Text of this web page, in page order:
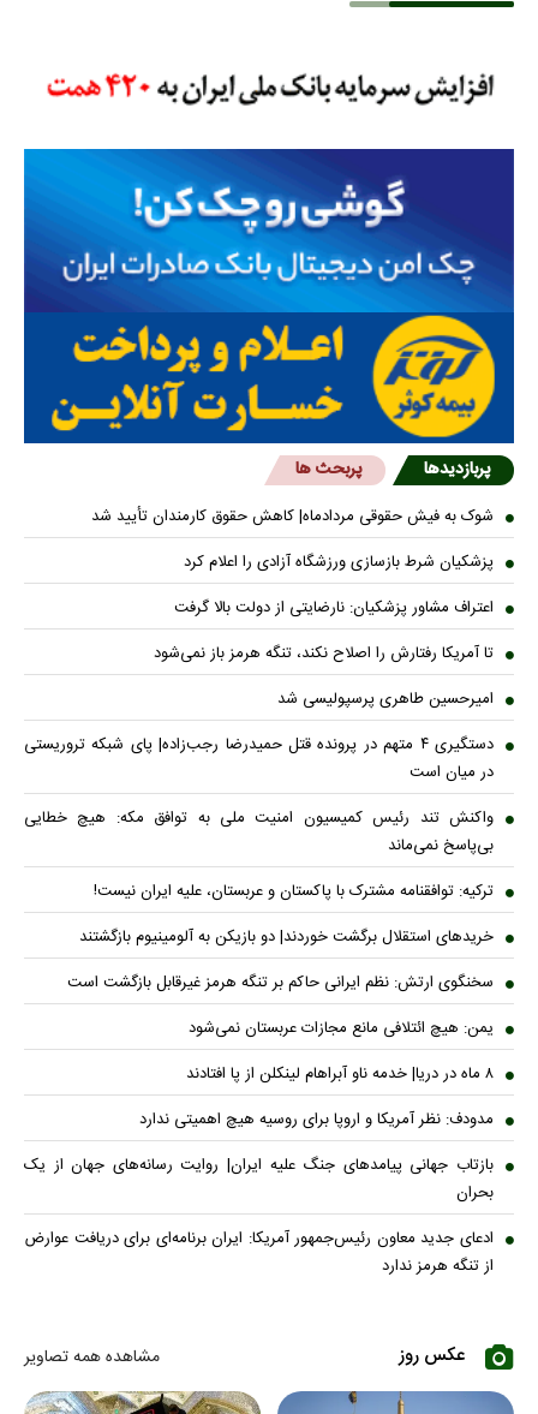
پربازدیدها پربحث ها
شوک به فیش حقوقی مردادماه| کاهش حقوق کارمندان تأیید شد
پزشکیان شرط بازسازی ورزشگاه آزادی را اعلام کرد
اعتراف مشاور پزشکیان: نارضایتی از دولت بالا گرفت
تا آمریکا رفتارش را اصلاح نکند، تنگه هرمز باز نمی‌شود
امیرحسین طاهری پرسپولیسی شد
دستگیری ۴ متهم در پرونده قتل حمیدرضا رجب‌زاده| پای شبکه تروریستی
در میان است
واکنش تند رئیس کمیسیون امنیت ملی به توافق مکه: هیچ خطایی
بی‌پاسخ نمی‌ماند
ترکیه: توافقنامه مشترک با پاکستان و عربستان، علیه ایران نیست!
خریدهای استقلال برگشت خوردند| دو بازیکن به آلومینیوم بازگشتند
سخنگوی ارتش: نظم ایرانی حاکم بر تنگه هرمز غیرقابل بازگشت است
یمن: هیچ ائتلافی مانع مجازات عربستان نمی‌شود
۸ ماه در دریا| خدمه ناو آبراهام لینکلن از پا افتادند
مدودف: نظر آمریکا و اروپا برای روسیه هیچ اهمیتی ندارد
بازتاب جهانی پیامدهای جنگ علیه ایران| روایت رسانه‌های جهان از یک
بحران
ادعای جدید معاون رئیس‌جمهور آمریکا: ایران برنامه‌ای برای دریافت عوارض
از تنگه هرمز ندارد
عکس روز مشاهده همه تصاویر